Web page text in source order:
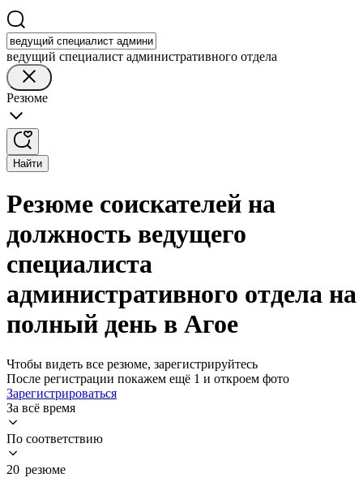
ведущий специалист административного отдела
Резюме
Найти
Резюме соискателей на
должность ведущего
специалиста
административного отдела на
полный день в Агое
Чтобы видеть все резюме, зарегистрируйтесь
После регистрации покажем ещё 1 и откроем фото
Зарегистрироваться
За всё время
По соответствию
20 резюме